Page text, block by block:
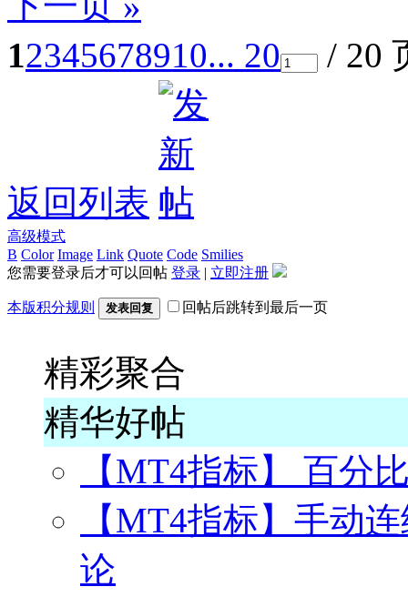
12345678910... 20 / 20
返回列表
高级模式
B Color Image Link Quote Code Smilies
您需要登录后才可以回帖 登录 | 立即注册
本版积分规则 发表回复 回帖后跳转到最后一页
精彩聚合
精华好帖
【MT4指标】 百分
【MT4指标】手动
论